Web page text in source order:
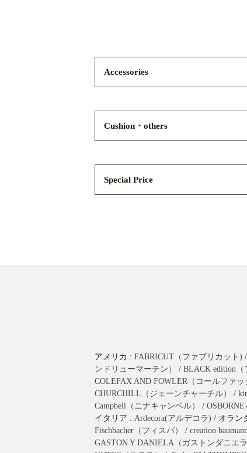
Accessories
Cushion・others
Special Price
アメリカ : FABRICUT（ファブリカット) /
ンドリューマーチン）
/ BLACK edition（
COLEFAX AND FOWLER（コールファッ
CHURCHILL（ジェーンチャーチル）
/
Campbell（ニナキャンベル）
/
イタリア : Ardecora(アルデコラ) / オラン
Fischbacher（フィスバ）
/ creation
GASTON Y DANIELA（ガストンダニエラ